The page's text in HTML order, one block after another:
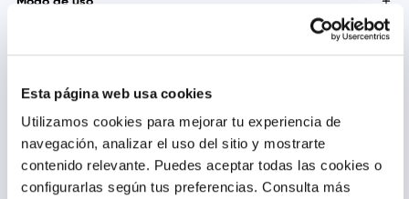
Esta página web usa cookies
Utilizamos cookies para mejorar tu experiencia de
navegación, analizar el uso del sitio y mostrarte
contenido relevante. Puedes aceptar todas las cookies o
configurarlas según tus preferencias. Consulta más
1. Quite la tapa. 2. Quite el sello protector de aluminio y
Precauciones y Contraindicaciones
No consuma si el sello protector está roto. Una vez abierto el
envase, consúmase el contenido dentro de las 24 horas
siguientes y deséchese el sobrante. Mantenga fuera del
alcance de los niños. Almacene a una temperatura menor a
30°. Durante el embarazo o período de lactancia consulte a su
médico.
Productos relacionados